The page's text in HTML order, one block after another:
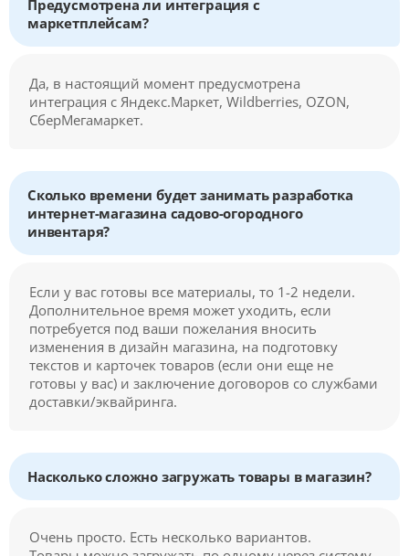
Предусмотрена ли интеграция с
маркетплейсам?
Да, в настоящий момент предусмотрена
интеграция с Яндекс.Маркет, Wildberries, OZON,
СберМегамаркет.
Сколько времени будет занимать разработка
интернет-магазина садово-огородного
инвентаря?
Если у вас готовы все материалы, то 1-2 недели.
Дополнительное время может уходить, если
потребуется под ваши пожелания вносить
изменения в дизайн магазина, на подготовку
текстов и карточек товаров (если они еще не
готовы у вас) и заключение договоров со службами
доставки/эквайринга.
Насколько сложно загружать товары в магазин?
Очень просто. Есть несколько вариантов.